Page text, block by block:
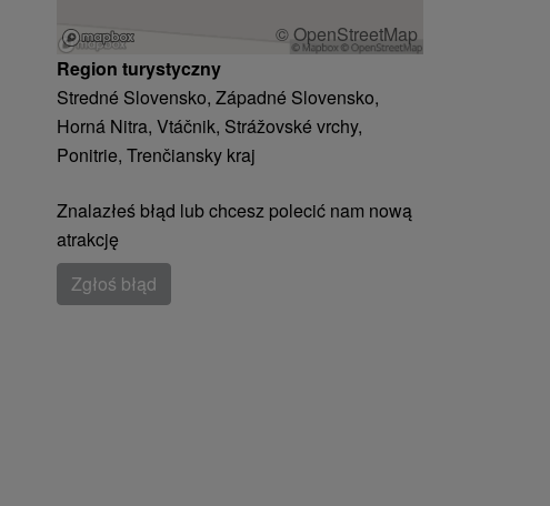
© OpenStreetMap
Region turystyczny
Stredné Slovensko, Západné Slovensko,
Horná Nitra, Vtáčnik, Strážovské vrchy,
Ponitrie, Trenčiansky kraj
Znalazłeś błąd lub chcesz polecić nam nową
atrakcję
Zgłoś błąd